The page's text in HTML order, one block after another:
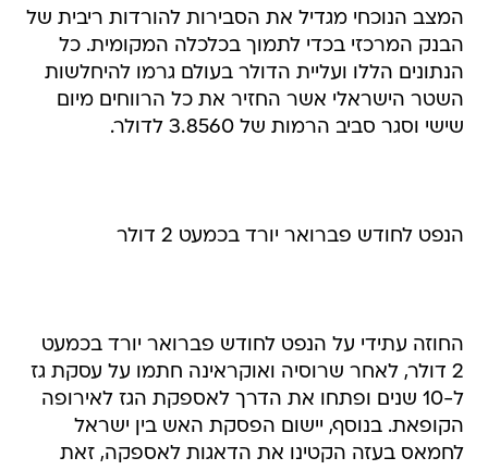
המצב הנוכחי מגדיל את הסבירות להורדות ריבית של
הבנק המרכזי בכדי לתמוך בכלכלה המקומית. כל
הנתונים הללו ועליית הדולר בעולם גרמו להיחלשות
השטר הישראלי אשר החזיר את כל הרווחים מיום
שישי וסגר סביב הרמות של 3.8560 לדולר.
הנפט לחודש פברואר יורד בכמעט 2 דולר
החוזה עתידי על הנפט לחודש פברואר יורד בכמעט
2 דולר, לאחר שרוסיה ואוקראינה חתמו על עסקת גז
ל-10 שנים ופתחו את הדרך לאספקת הגז לאירופה
הקופאת. בנוסף, יישום הפסקת האש בין ישראל
לחמאס בעזה הקטינו את הדאגות לאספקה, זאת